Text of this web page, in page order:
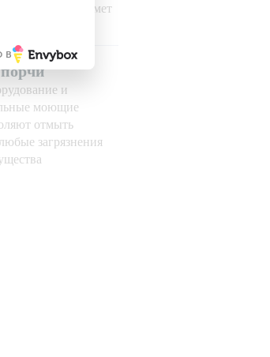
на предмет
и
моющие
отмыть
загрязнения
в